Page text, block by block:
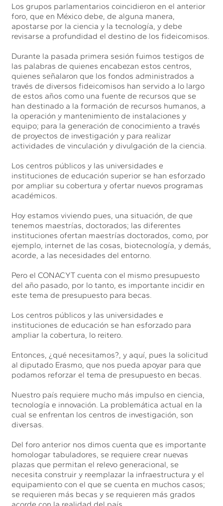
Los grupos parlamentarios coincidieron en el anterior
foro, que en México debe, de alguna manera,
apostarse por la ciencia y la tecnología, y debe
revisarse a profundidad el destino de los fideicomisos.
Durante la pasada primera sesión fuimos testigos de
las palabras de quienes encabezan estos centros,
quienes señalaron que los fondos administrados a
través de diversos fideicomisos han servido a lo largo
de estos años como una fuente de recursos que se
han destinado a la formación de recursos humanos, a
la operación y mantenimiento de instalaciones y
equipo; para la generación de conocimiento a través
de proyectos de investigación y para realizar
actividades de vinculación y divulgación de la ciencia.
Los centros públicos y las universidades e
instituciones de educación superior se han esforzado
por ampliar su cobertura y ofertar nuevos programas
académicos.
Hoy estamos viviendo pues, una situación, de que
tenemos maestrías, doctorados; las diferentes
instituciones ofertan maestrías doctorados, como, por
ejemplo, internet de las cosas, biotecnología, y demás,
acorde, a las necesidades del entorno.
Pero el CONACYT cuenta con el mismo presupuesto
del año pasado, por lo tanto, es importante incidir en
este tema de presupuesto para becas.
Los centros públicos y las universidades e
instituciones de educación se han esforzado para
ampliar la cobertura, lo reitero.
Entonces, ¿qué necesitamos?, y aquí, pues la solicitud
al diputado Erasmo, que nos pueda apoyar para que
podamos reforzar el tema de presupuesto en becas.
Nuestro país requiere mucho más impulso en ciencia,
tecnología e innovación. La problemática actual en la
cual se enfrentan los centros de investigación, son
diversas.
Del foro anterior nos dimos cuenta que es importante
homologar tabuladores, se requiere crear nuevas
plazas que permitan el relevo generacional, se
necesita construir y reemplazar la infraestructura y el
equipamiento con el que se cuenta en muchos casos;
se requieren más becas y se requieren más grados